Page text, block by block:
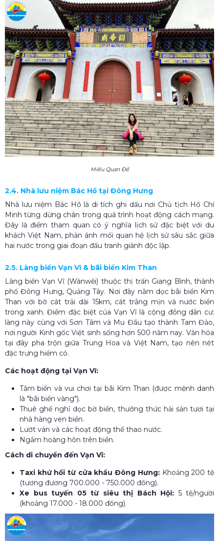
Miếu Quan Đế
2.4. Nhà lưu niệm Bác Hồ tại Đông Hưng
Nhà lưu niệm Bác Hồ là di tích ghi dấu nơi Chủ tịch Hồ Chí
Minh từng dừng chân trong quá trình hoạt động cách mạng.
Đây là điểm tham quan có ý nghĩa lịch sử đặc biệt với du
khách Việt Nam, phản ánh mối quan hệ lịch sử sâu sắc giữa
hai nước trong giai đoạn đấu tranh giành độc lập.
2.5. Làng biển Vạn Vĩ & bãi biển Kim Than
Làng biển Vạn Vĩ (Wànwěi) thuộc thị trấn Giang Bình, thành
phố Đông Hưng, Quảng Tây. Nơi đây nằm dọc bãi biển Kim
Than với bờ cát trải dài 15km, cát trắng mịn và nước biển
trong xanh. Điểm đặc biệt của Vạn Vĩ là cộng đồng dân cư:
làng này cùng với Sơn Tâm và Mu Đầu tạo thành Tam Đảo,
nơi người Kinh gốc Việt sinh sống hơn 500 năm nay. Văn hóa
tại đây pha trộn giữa Trung Hoa và Việt Nam, tạo nên nét
đặc trưng hiếm có.
Các hoạt động tại Vạn Vĩ:
Tắm biển và vui chơi tại bãi Kim Than (được mệnh danh
là "bãi biển vàng").
Thuê ghế nghỉ dọc bờ biển, thưởng thức hải sản tươi tại
nhà hàng ven biển.
Lướt ván và các hoạt động thể thao nước.
Ngắm hoàng hôn trên biển.
Cách di chuyển đến Vạn Vĩ:
Taxi khứ hồi từ cửa khẩu Đông Hưng:Khoảng 200 tệ
(tương đương 700.000 - 750.000 đồng).
Xe bus tuyến 05 từ siêu thị Bách Hội: 5 tệ/người
(khoảng 17.000 - 18.000 đồng).